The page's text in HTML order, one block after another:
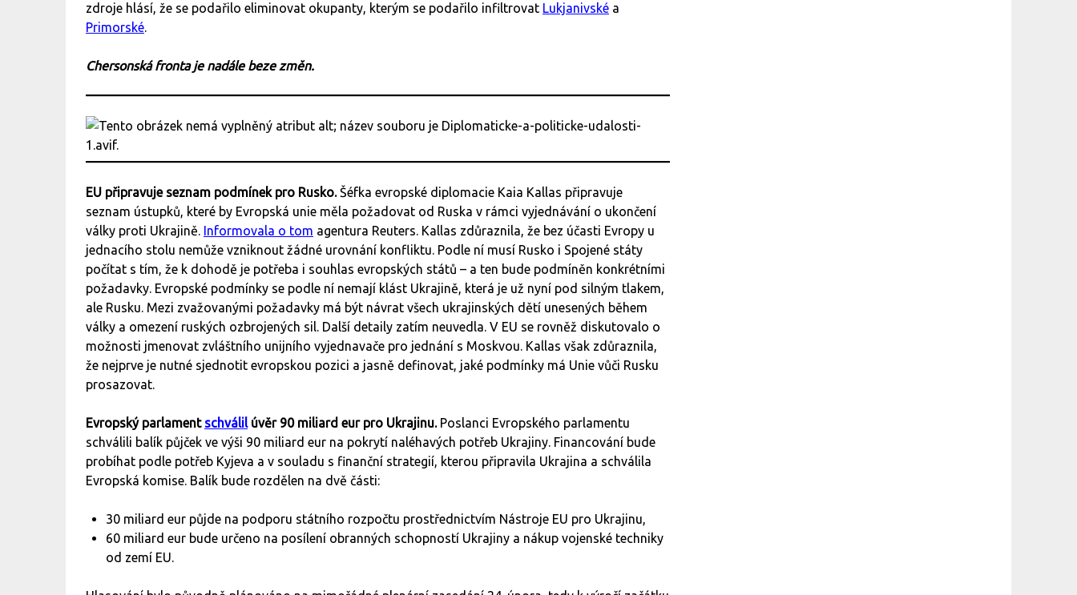
zdroje hlásí, že se podařilo eliminovat okupanty, kterým se podařilo infiltrovat Lukjanivské a
Primorské.
Chersonská fronta je nadále beze změn.
EU připravuje seznam podmínek pro Rusko.Šéfka evropské diplomacie Kaia Kallas připravuje
seznam ústupků, které by Evropská unie měla požadovat od Ruska v rámci vyjednávání o ukončení
války proti Ukrajině. Informovala o tom agentura Reuters. Kallas zdůraznila, že bez účasti Evropy u
jednacího stolu nemůže vzniknout žádné urovnání konfliktu. Podle ní musí Rusko i Spojené státy
počítat s tím, že k dohodě je potřeba i souhlas evropských států – a ten bude podmíněn konkrétními
požadavky. Evropské podmínky se podle ní nemají klást Ukrajině, která je už nyní pod silným tlakem,
ale Rusku. Mezi zvažovanými požadavky má být návrat všech ukrajinských dětí unesených během
války a omezení ruských ozbrojených sil. Další detaily zatím neuvedla. V EU se rovněž diskutovalo o
možnosti jmenovat zvláštního unijního vyjednavače pro jednání s Moskvou. Kallas však zdůraznila,
že nejprve je nutné sjednotit evropskou pozici a jasně definovat, jaké podmínky má Unie vůči Rusku
prosazovat.
Evropský parlament schválilúvěr 90 miliard eur pro Ukrajinu. Poslanci Evropského parlamentu
schválili balík půjček ve výši 90 miliard eur na pokrytí naléhavých potřeb Ukrajiny. Financování bude
probíhat podle potřeb Kyjeva a v souladu s finanční strategií, kterou připravila Ukrajina a schválila
Evropská komise. Balík bude rozdělen na dvě části:
30 miliard eur půjde na podporu státního rozpočtu prostřednictvím Nástroje EU pro Ukrajinu,
60 miliard eur bude určeno na posílení obranných schopností Ukrajiny a nákup vojenské techniky
od zemí EU.